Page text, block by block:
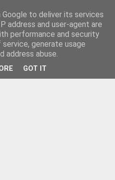
to deliver its services
address and user-agent are
performance and security
generate usage
address abuse.
GOT IT